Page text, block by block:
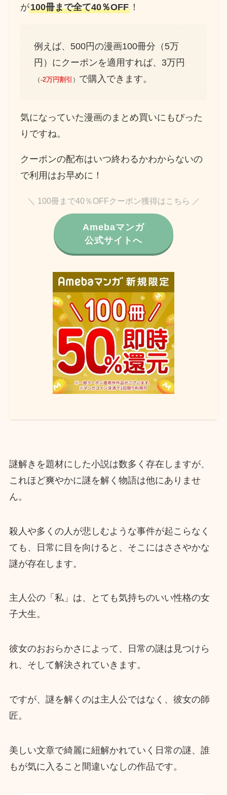
が100冊まで全て40％OFF ！
例えば、500円の漫画100冊分（5万
円）にクーポンを適用すれば、3万円
（-2万円割引 ） で購入できます。
気になっていた漫画のまとめ買いにもぴった
りですね。
クーポンの配布はいつ終わるかわからないの
で利用はお早めに！
＼ 100冊まで40％OFFクーポン獲得はこちら ／
Amebaマンガ
公式サイトへ
謎解きを題材にした小説は数多く存在しますが、
これほど爽やかに謎を解く物語は他にありませ
ん。
殺人や多くの人が悲しむような事件が起こらなく
ても、日常に目を向けると、そこにはささやかな
謎が存在します。
主人公の「私」は、とても気持ちのいい性格の女
子大生。
彼女のおおらかさによって、日常の謎は見つけら
れ、そして解決されていきます。
ですが、謎を解くのは主人公ではなく、彼女の師
匠。
美しい文章で綺麗に紐解かれていく日常の謎、誰
もが気に入ること間違いなしの作品です。